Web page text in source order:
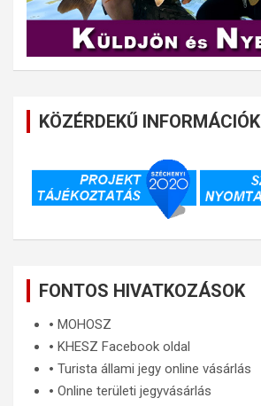
KÖZÉRDEKŰ INFORMÁCIÓK
FONTOS HIVATKOZÁSOK
🞄 MOHOSZ
🞄 KHESZ Facebook oldal
🞄 Turista állami jegy online vásárlás
🞄 Online területi jegyvásárlás